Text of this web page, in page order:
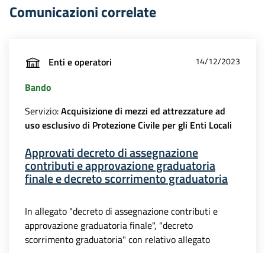
Comunicazioni correlate
Enti e operatori 14/12/2023
Bando
Servizio:Acquisizione di mezzi ed attrezzature ad
uso esclusivo di Protezione Civile per gli Enti Locali
Approvati decreto di assegnazione
contributi e approvazione graduatoria
finale e decreto scorrimento graduatoria
In allegato "decreto di assegnazione contributi e
approvazione graduatoria finale", "decreto
scorrimento graduatoria" con relativo allegato